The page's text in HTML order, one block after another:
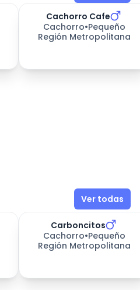
Cachorro Cafe
Cachorro•Pequeño
Región Metropolitana
Ver todas
Carboncitos
Cachorro•Pequeño
Región Metropolitana